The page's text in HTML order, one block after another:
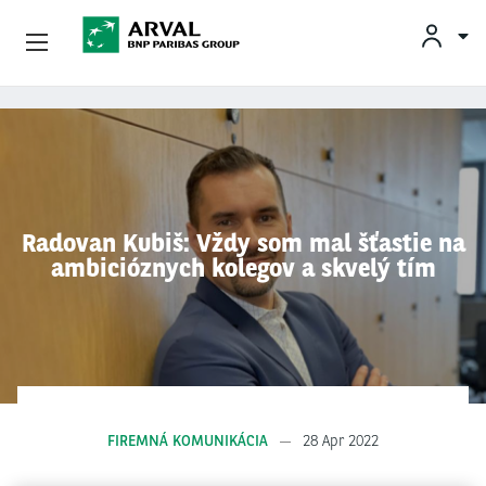
Skočiť na hlavný obsah
Radovan Kubiš: Vždy som mal šťastie na
ambicióznych kolegov a skvelý tím
FIREMNÁ KOMUNIKÁCIA 28 Apr 2022
Podnikatelia
O Spoločnosti Arval
Informácie Pre Vodičov
My Arval For Fleet Manager